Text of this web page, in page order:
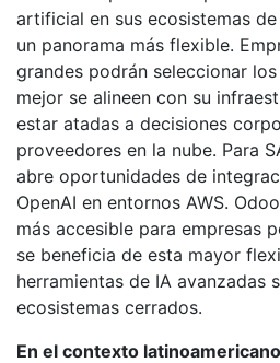
artificial en sus ecosistemas de
un panorama más flexible.
grandes podrán seleccionar
mejor se alineen con su
estar atadas a decisiones
proveedores en la nube. Para
abre oportunidades de
OpenAI en entornos AWS.
más accesible para empresas
se beneficia de esta mayor
herramientas de IA avanzadas
ecosistemas cerrados.
En el contexto